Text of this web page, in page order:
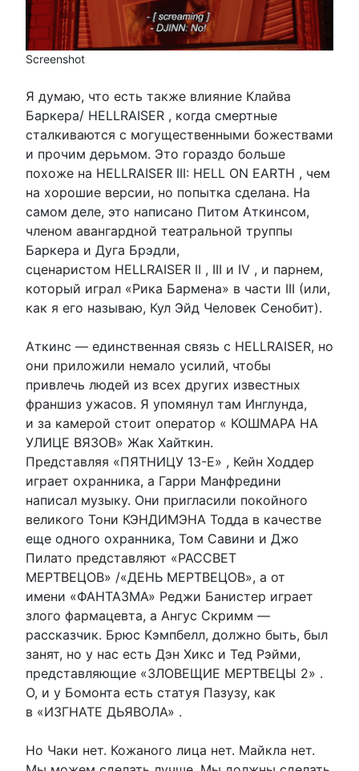
Screenshot
Я думаю, что есть также влияние Клайва
Баркера/ HELLRAISER , когда смертные
сталкиваются с могущественными божествами
и прочим дерьмом. Это гораздо больше
похоже на HELLRAISER III: HELL ON EARTH , чем
на хорошие версии, но попытка сделана. На
самом деле, это написано Питом Аткинсом,
членом авангардной театральной труппы
Баркера и Дуга Брэдли,
сценаристом HELLRAISER II , III и IV , и парнем,
который играл «Рика Бармена» в части III (или,
как я его называю, Кул Эйд Человек Сенобит).
Аткинс — единственная связь с HELLRAISER, но
они приложили немало усилий, чтобы
привлечь людей из всех других известных
франшиз ужасов. Я упомянул там Инглунда,
и за камерой стоит оператор « КОШМАРА НА
УЛИЦЕ ВЯЗОВ» Жак Хайткин.
Представляя «ПЯТНИЦУ 13-Е» , Кейн Ходдер
играет охранника, а Гарри Манфредини
написал музыку. Они пригласили покойного
великого Тони КЭНДИМЭНА Тодда в качестве
еще одного охранника, Том Савини и Джо
Пилато представляют «РАССВЕТ
МЕРТВЕЦОВ» /«ДЕНЬ МЕРТВЕЦОВ», а от
имени «ФАНТАЗМА» Реджи Банистер играет
злого фармацевта, а Ангус Скримм —
рассказчик. Брюс Кэмпбелл, должно быть, был
занят, но у нас есть Дэн Хикс и Тед Рэйми,
представляющие «ЗЛОВЕЩИЕ МЕРТВЕЦЫ 2» .
О, и у Бомонта есть статуя Пазузу, как
в «ИЗГНАТЕ ДЬЯВОЛА» .
Но Чаки нет. Кожаного лица нет. Майкла нет.